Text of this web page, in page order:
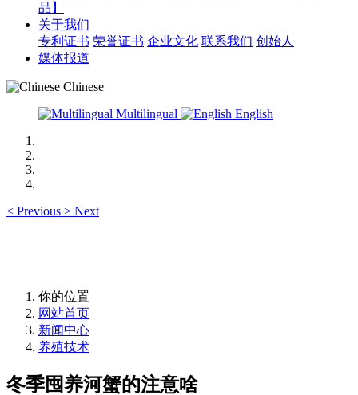
品】
关于我们
专利证书 荣誉证书 企业文化 联系我们 创始人
媒体报道
Chinese
Multilingual
English
< Previous > Next
你的位置
网站首页
新闻中心
养殖技术
冬季囤养河蟹的注意啥